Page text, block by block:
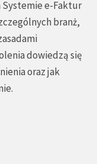
e-Faktur
branż,
dowiedzą się
oraz jak